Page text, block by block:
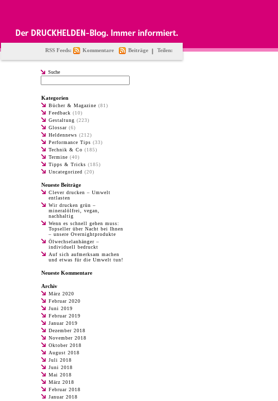
RSS Feeds: Kommentare Beiträge Teilen:
Suche
Kategorien
Bücher & Magazine (81)
Feedback (10)
Gestaltung (223)
Glossar (6)
Heldennews (212)
Performance Tips (33)
Technik & Co (185)
Termine (40)
Tipps & Tricks (185)
Uncategorized (20)
Neueste Beiträge
Clever drucken – Umwelt
entlasten
Wir drucken grün –
mineralölfrei, vegan,
nachhaltig
Wenn es schnell gehen muss:
Topseller über Nacht bei Ihnen
– unsere Overnightprodukte
Ölwechselanhänger –
individuell bedruckt
Auf sich aufmerksam machen
und etwas für die Umwelt tun!
Neueste Kommentare
Archiv
März 2020
Februar 2020
Juni 2019
Februar 2019
Januar 2019
Dezember 2018
November 2018
Oktober 2018
August 2018
Juli 2018
Juni 2018
Mai 2018
März 2018
Februar 2018
Januar 2018